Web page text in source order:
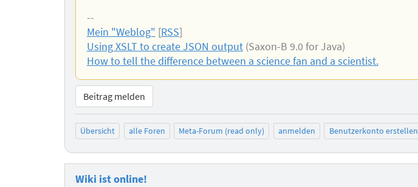
--
Mein "Weblog" [RSS]
Using XSLT to create JSON output(Saxon-B 9.0 for Java)
How to tell the difference between a science fan and a scientist.
Beitrag melden
Übersicht alle Foren Meta-Forum (read only) anmelden Benutzerkonto erstellen
Wiki ist online!